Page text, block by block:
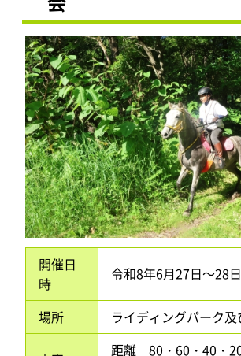
開催日
時
令和8年6月27日～28日
場所 ライディングパーク
距離 80・60・40・